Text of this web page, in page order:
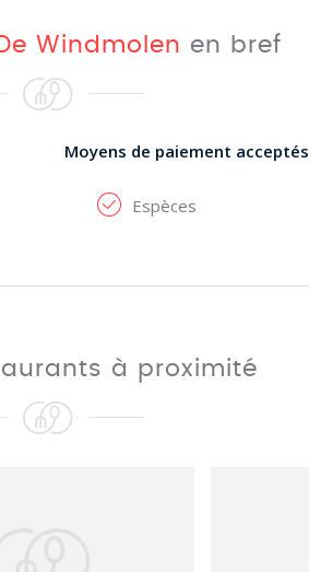
Windmolen en bref
Moyens de paiement acceptés
Espèces
à proximité